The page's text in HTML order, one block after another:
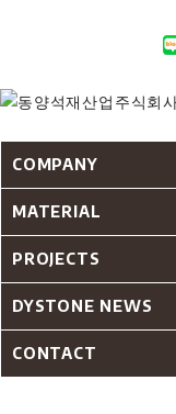
COMPANY
MATERIAL
PROJECTS
DYSTONE NEWS
CONTACT